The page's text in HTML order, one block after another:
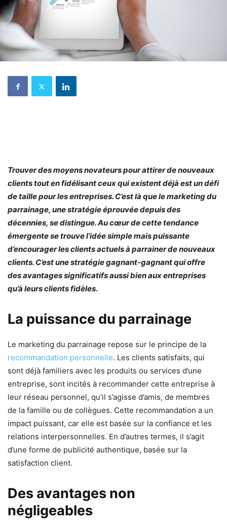
Trouver des moyens novateurs pour attirer de nouveaux
clients tout en fidélisant ceux qui existent déjà est un défi
de taille pour les entreprises. C’est là que le marketing du
parrainage, une stratégie éprouvée depuis des
décennies, se distingue. Au cœur de cette tendance
émergente se trouve l’idée simple mais puissante
d’encourager les clients actuels à parrainer de nouveaux
clients. C’est une stratégie gagnant-gagnant qui offre
des avantages significatifs aussi bien aux entreprises
qu’à leurs clients fidèles.
La puissance du parrainage
Le marketing du parrainage repose sur le principe de la
recommandation personnelle. Les clients satisfaits, qui
sont déjà familiers avec les produits ou services d’une
entreprise, sont incités à recommander cette entreprise à
leur réseau personnel, qu’il s’agisse d’amis, de membres
de la famille ou de collègues. Cette recommandation a un
impact puissant, car elle est basée sur la confiance et les
relations interpersonnelles. En d’autres termes, il s’agit
d’une forme de publicité authentique, basée sur la
satisfaction client.
Des avantages non
négligeables